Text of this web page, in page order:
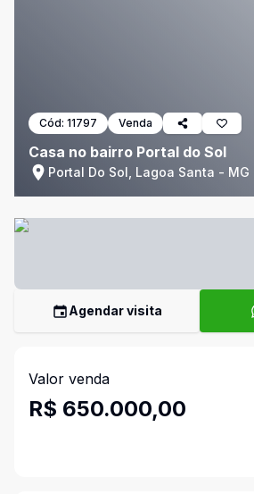
Cód: 11797 Venda
Casa no bairro Portal do Sol
Portal Do Sol, Lagoa Santa - MG
Agendar visita
Valor venda
R$ 650.000,00